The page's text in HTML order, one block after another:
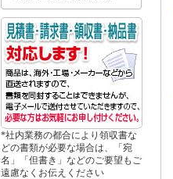
*社内業務の都合により領収書な
どの書類が必要な場合は、「宛
名」「但書き」などのご要望もご
遠慮なくお伝えください